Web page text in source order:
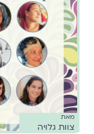
מאת
צוות גלויה